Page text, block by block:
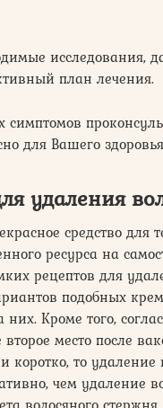
исследования,
план лечения.
для Вашего
удаления
средство для
ресурса на
рецептов для
подобных
Кроме того,
место после
коротко, то
чем удаление